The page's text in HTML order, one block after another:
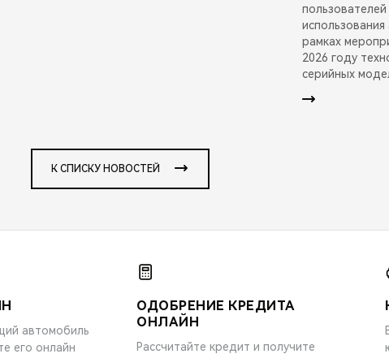
рамках
2026 году
серийных
К СПИСКУ НОВОСТЕЙ
автомобиль
его онлайн
ОДОБРЕНИЕ КРЕДИТА
ОНЛАЙН
Рассчитайте кредит и получите